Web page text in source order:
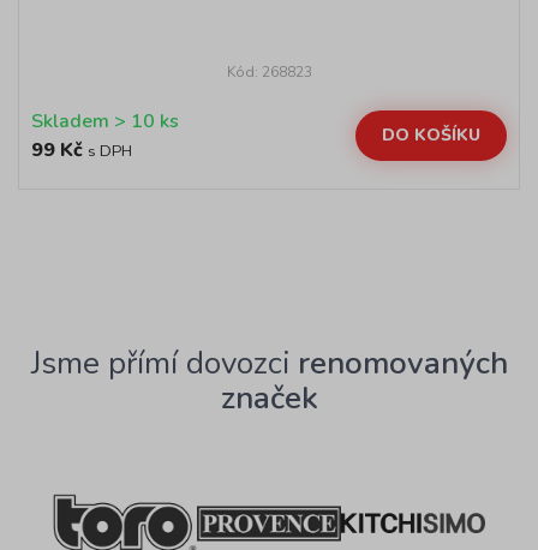
Kód: 268823
Skladem > 10 ks
99 Kč s DPH
DO KOŠÍKU
Jsme přímí dovozci renomovaných
značek